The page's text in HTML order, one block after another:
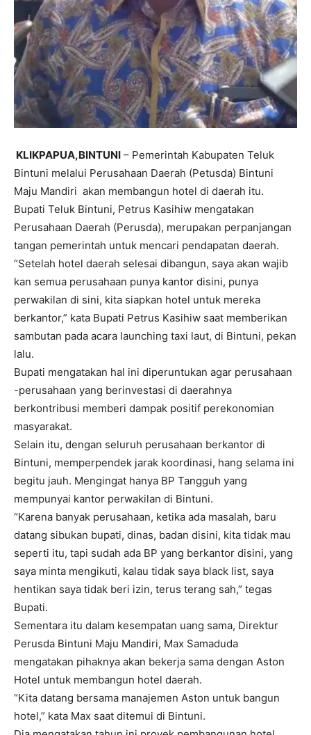
KLIKPAPUA,BINTUNI – Pemerintah Kabupaten Teluk
Bintuni melalui Perusahaan Daerah (Petusda) Bintuni
Maju Mandiri akan membangun hotel di daerah itu.
Bupati Teluk Bintuni, Petrus Kasihiw mengatakan
Perusahaan Daerah (Perusda), merupakan perpanjangan
tangan pemerintah untuk mencari pendapatan daerah.
“Setelah hotel daerah selesai dibangun, saya akan wajib
kan semua perusahaan punya kantor disini, punya
perwakilan di sini, kita siapkan hotel untuk mereka
berkantor,” kata Bupati Petrus Kasihiw saat memberikan
sambutan pada acara launching taxi laut, di Bintuni, pekan
lalu.
Bupati mengatakan hal ini diperuntukan agar perusahaan
-perusahaan yang berinvestasi di daerahnya
berkontribusi memberi dampak positif perekonomian
masyarakat.
Selain itu, dengan seluruh perusahaan berkantor di
Bintuni, memperpendek jarak koordinasi, hang selama ini
begitu jauh. Mengingat hanya BP Tangguh yang
mempunyai kantor perwakilan di Bintuni.
“Karena banyak perusahaan, ketika ada masalah, baru
datang sibukan bupati, dinas, badan disini, kita tidak mau
seperti itu, tapi sudah ada BP yang berkantor disini, yang
saya minta mengikuti, kalau tidak saya black list, saya
hentikan saya tidak beri izin, terus terang sah,” tegas
Bupati.
Sementara itu dalam kesempatan uang sama, Direktur
Perusda Bintuni Maju Mandiri, Max Samaduda
mengatakan pihaknya akan bekerja sama dengan Aston
Hotel untuk membangun hotel daerah.
“Kita datang bersama manajemen Aston untuk bangun
hotel,” kata Max saat ditemui di Bintuni.